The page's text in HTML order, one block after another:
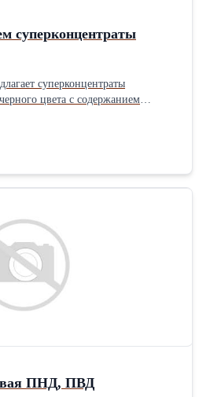
суперконцентраты
суперконцентраты
цвета с содержанием
укрывистостью, глубоким
диспергацией. Также
с использованием сажи P-type.
ПНД, ПВД